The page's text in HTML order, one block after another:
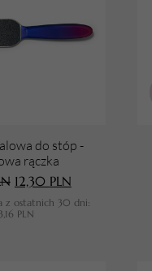
do stóp -
rączka
12,30 PLN
z ostatnich 30 dni:
PLN